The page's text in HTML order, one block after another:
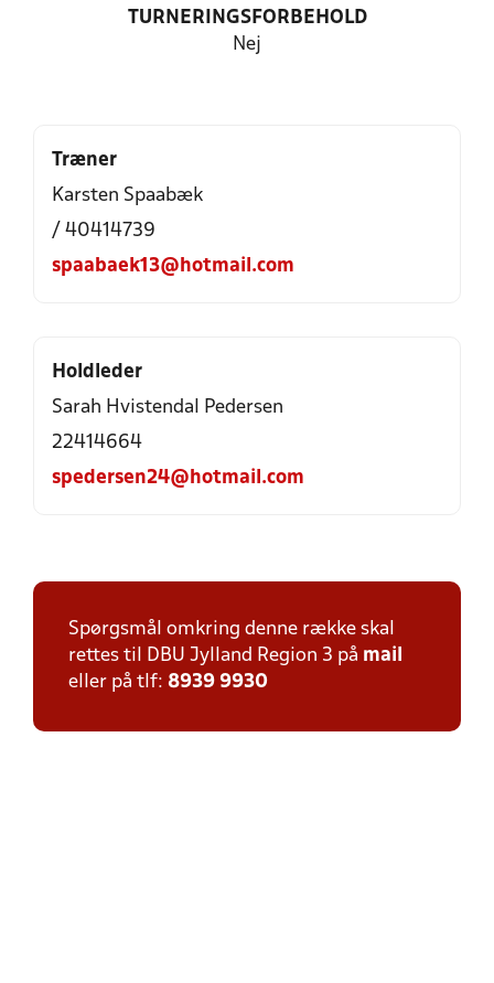
TURNERINGSFORBEHOLD
Nej
Træner
Karsten Spaabæk
/ 40414739
spaabaek13@hotmail.com
Holdleder
Sarah Hvistendal Pedersen
22414664
spedersen24@hotmail.com
Spørgsmål omkring denne række skal
rettes til DBU Jylland Region 3 på mail
eller på tlf: 8939 9930